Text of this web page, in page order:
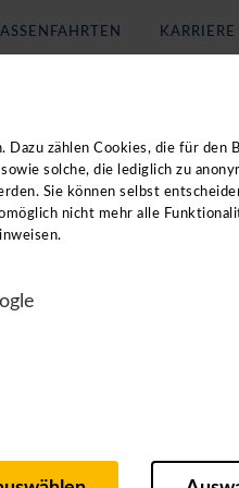
KARRIERE
zählen Cookies, die für den
solche, die lediglich zu
Sie können selbst
nicht mehr alle